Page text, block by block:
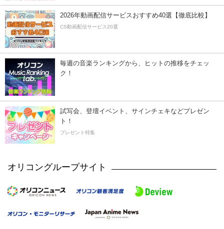
2026年動画配信サービスおすすめ40選【徹底比較】
CS動画配信サービス20選
毎週の音楽ランキングから、ヒットの推移をチェッ
ク！
試写会、登壇イベント、サインチェキなどプレゼン
ト！
プレゼント特集
オリコングループサイト